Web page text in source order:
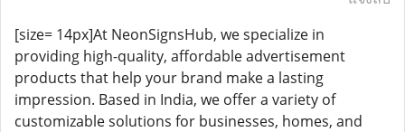
[size= 14px]At NeonSignsHub, we specialize in
providing high-quality, affordable advertisement
products that help your brand make a lasting
impression. Based in India, we offer a variety of
customizable solutions for businesses, homes, and